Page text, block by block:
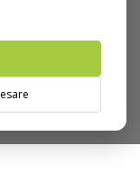
website-ul